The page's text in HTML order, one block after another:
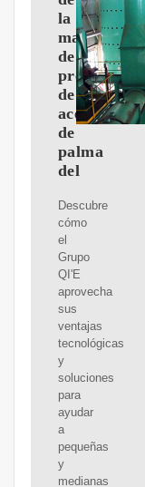
la
maquinaria
de
prensado
de
aceite
de
palma
del
Descubre
cómo
el
Grupo
QI'E
aprovecha
sus
ventajas
tecnológicas
y
soluciones
para
ayudar
a
pequeñas
y
medianas